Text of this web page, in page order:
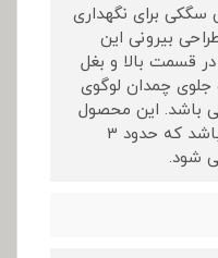
برای نگهداری
بیرونی این
قسمت بالا و بغل
چمدان لوگوی
باشد. این محصول
دارای زیپ افزایش حجم می باشد که حدود 3
شود.